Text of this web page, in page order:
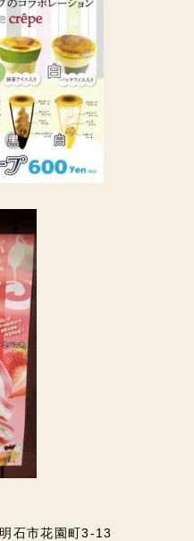
石市花園町3-13